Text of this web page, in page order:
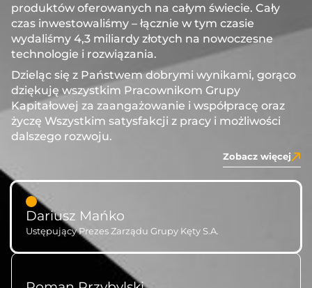
Dariusz Mańko
Ustępujący Prezes Zarządu Grupy Kęty S.A.
produktów oferowanych na całym świecie. Cały
czas inwestowaliśmy – łącznie w tym czasie
wydaliśmy 4,3 miliardy złotych na nowoczesne
technologie i rozwiązania.
Dzieląc się z Państwem dobrymi wynikami, gorąco
dziękuję wszystkim Pracownikom Grupy
Kapitałowej za zaangażowanie i współpracę oraz
życzę Wszystkim satysfakcji z pracy i możliwości
dalszego rozwoju.
Zobacz więcej